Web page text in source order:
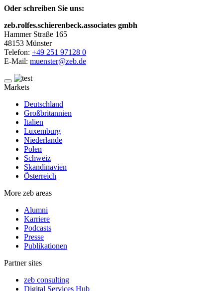
Oder schreiben Sie uns:
zeb.rolfes.schierenbeck.associates gmbh
Hammer Straße 165
48153 Münster
Telefon: +49 251 97128 0
E-Mail: muenster@zeb.de
Markets
Deutschland
Großbritannien
Italien
Luxemburg
Niederlande
Polen
Schweiz
Skandinavien
Österreich
More zeb areas
Alumni
Karriere
Podcasts
Presse
Publikationen
Partner sites
zeb consulting
Digital Services Hub